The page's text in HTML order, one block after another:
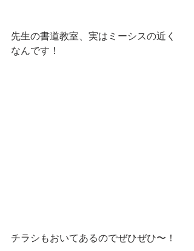
先生の書道教室、実はミーシスの近く
なんです！
チラシもおいてあるのでぜひぜひ〜！